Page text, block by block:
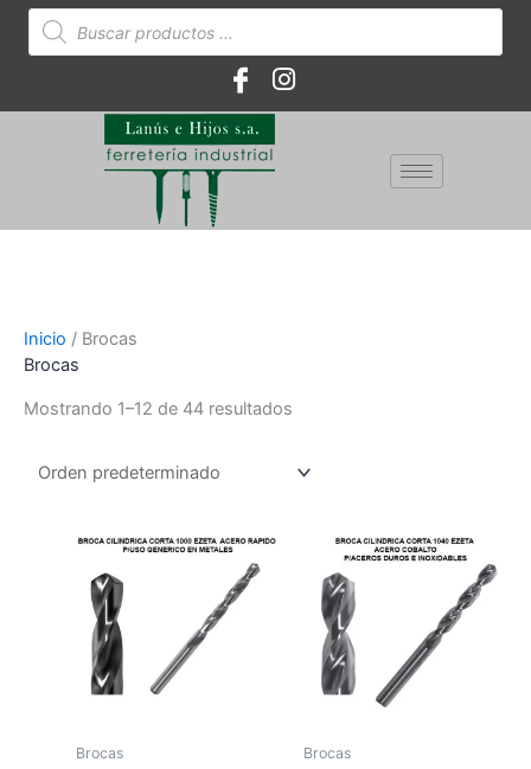
Búsqueda
de
productos
Inicio / Brocas
Brocas
Mostrando 1–12 de 44 resultados
Brocas Brocas